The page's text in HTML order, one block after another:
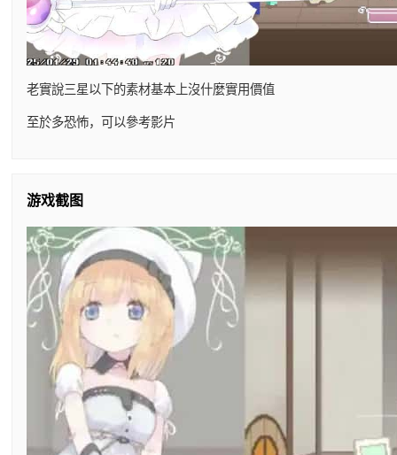
老實說三星以下的素材基本上沒什麼實用價值
至於多恐怖，可以參考影片
游戏截图